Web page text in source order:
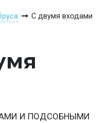
С двумя входами
И ПОДСОБНЫМИ